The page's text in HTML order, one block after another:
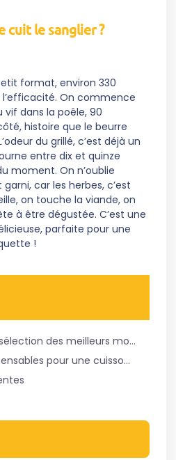
cuit le sanglier ?
format, environ 330
On commence
vif dans la poêle, 90
histoire que le beurre
du grillé, c’est déjà un
entre dix et quinze
moment. On n’oublie
car les herbes, c’est
on touche la viande, on
à être dégustée. C’est une
parfaite pour une
!
Les secrets de la sélection des meilleurs morceaux et la préparation minutieuse du sanglier
Les étapes indispensables pour une cuisson lente réussie et l’obtention d’un bouillon savoureux